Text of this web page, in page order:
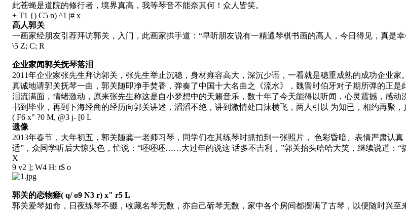
此苍蝇是道院的修行者，境界真高，我等琴音不能奈其何！众人皆笑。
+ T1 {) C5 n) ^1 |# x
高人郭关
一画家经朋友引荐拜访郭关，入门，此画家拱手道：“早听朋友说有一精通琴棋书画的高人，今日得见，真是
\5 Z; C; R
企业家闻郭关抚琴落泪
2011年企业家张先生拜访郭关，张先生举止沉稳，身材雍容高大，深沉少语，一看就是稳重成熟的成功企业
真诚地请郭关抚琴一曲，郭关随即净手焚香，弹奏了中国十大名曲之《流水》，魏晋时伯牙对子期所弹的正
泪流满面，情绪激动，原来张先生称这是自小梦想中的天籁音乐，数十年了今天能得以听闻，心灵震撼，感
书到毕业，再到下海经商的经历向郭关讲述，滔滔不绝，讲到激情处口沫横飞，两人引以 为知已，相约再聚，
( F6 x" ?0 M, @3 j- [0 L
遗像
2013年春节，大年初五，郭关随龚一老师习琴，同学们在其练琴时抓拍到一张照片， 色彩昏暗、表情严肃认
适”，众同学听后大惊失色，忙说：“呸呸呸……大过年的说这 话多不吉利，”郭关抬头哈哈大笑，继续说道
X
9 v2 ]; W4 H: t$ o
郭关的恋物癖( q/ o9 N3 r) x" r5 L
郭关爱琴如命，日夜练琴不缀，收藏名琴无数，亦自己斫琴无数，家中各个房间都摆满了古琴，以便随时兴